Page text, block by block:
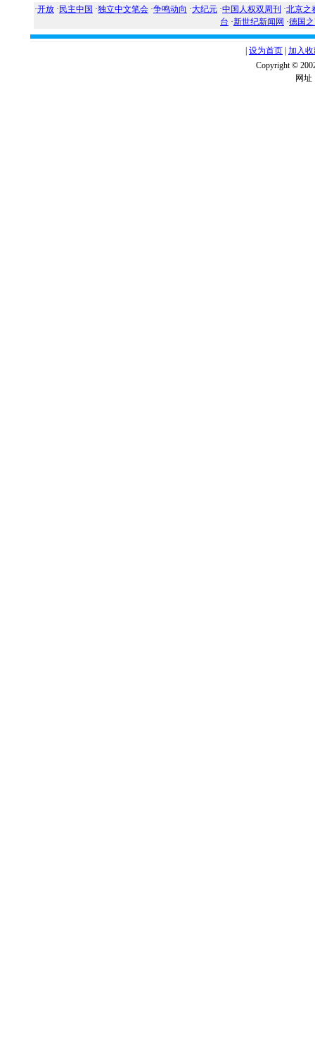
·开放 · 民主中国 ·独立中文笔会 ·争鸣动向 ·大纪元 ·中国人权双周刊 ·北京之
台 ·新世纪新闻网 ·德国
设为首页 加入
Copyright ©
网址